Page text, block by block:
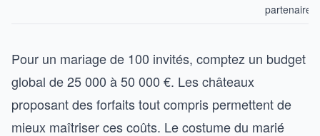
partenaire.
Pour un mariage de 100 invités, comptez un budget
global de 25 000 à 50 000 €. Les châteaux
proposant des forfaits tout compris permettent de
mieux maîtriser ces coûts. Le costume du marié